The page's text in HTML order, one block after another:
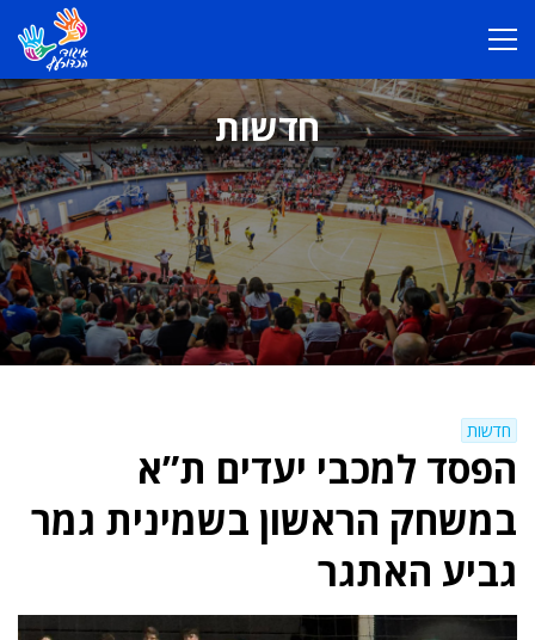
חדשות
חדשות
הפסד למכבי יעדים ת”א
במשחק הראשון בשמינית גמר
גביע האתגר